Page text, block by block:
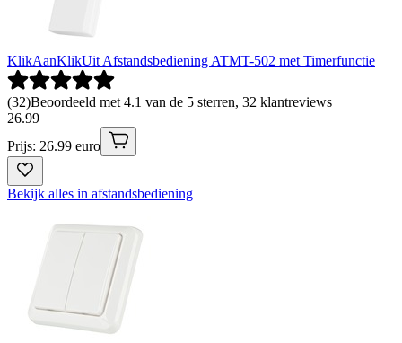
KlikAanKlikUit Afstandsbediening ATMT-502 met Timerfunctie
(32)Beoordeeld met 4.1 van de 5 sterren, 32 klantreviews
26.99
Prijs: 26.99 euro
Bekijk alles in afstandsbediening